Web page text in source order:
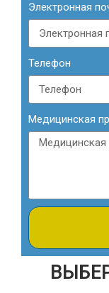
Электронная
Телефон
Медицинская